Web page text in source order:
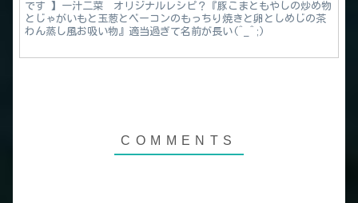
です 】一汁二菜 オリジナルレシピ？『豚こまともやしの炒め物
とじゃがいもと玉葱とベーコンのもっちり焼きと卵としめじの茶
わん蒸し風お吸い物』適当過ぎて名前が長い(^_^;)